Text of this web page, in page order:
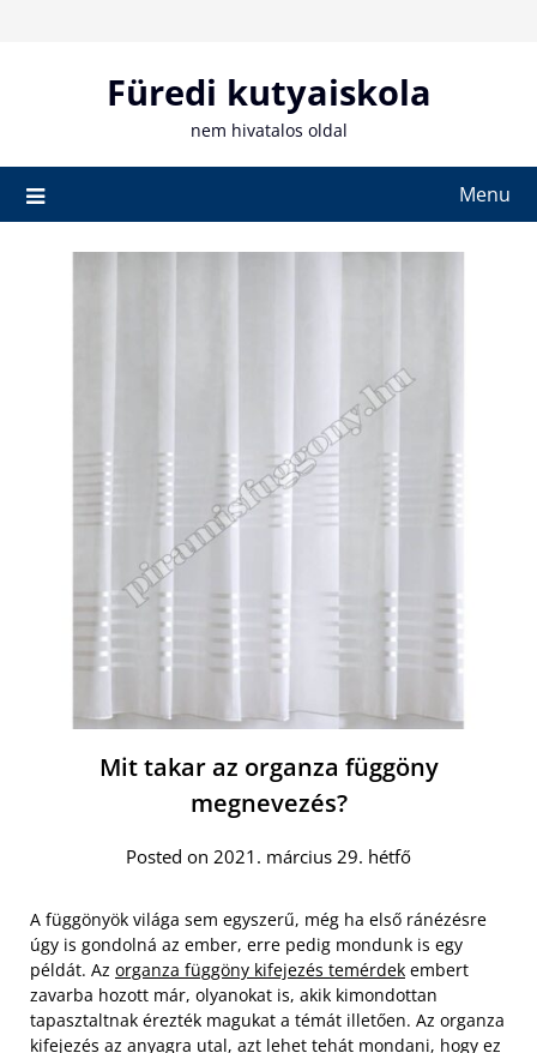
Füredi kutyaiskola
nem hivatalos oldal
Menu
Mit takar az organza függöny
megnevezés?
Posted on 2021. március 29. hétfő
A függönyök világa sem egyszerű, még ha első ránézésre
úgy is gondolná az ember, erre pedig mondunk is egy
példát. Az organza függöny kifejezés temérdek embert
zavarba hozott már, olyanokat is, akik kimondottan
tapasztaltnak érezték magukat a témát illetően. Az organza
kifejezés az anyagra utal, azt lehet tehát mondani, hogy ez